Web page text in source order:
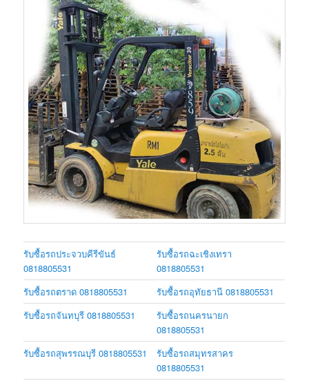
รับซื้อรถประจวบคีรีขันธ์
0818805531
รับซื้อรถฉะเชิงเทรา
0818805531
รับซื้อรถตราด 0818805531
รับซื้อรถอุทัยธานี 0818805531
รับซื้อรถจันทบุรี 0818805531
รับซื้อรถนครนายก
0818805531
รับซื้อรถสุพรรณบุรี 0818805531
รับซื้อรถสมุทรสาคร
0818805531